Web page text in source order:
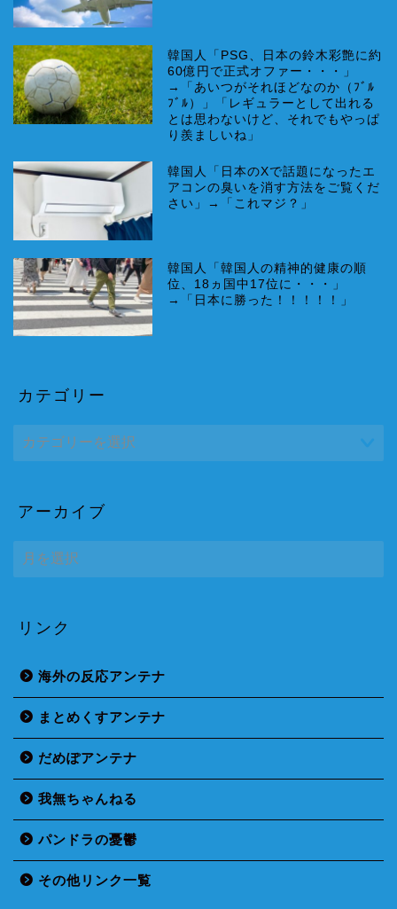
韓国人「PSG、日本の鈴木彩艶に約
60億円で正式オファー・・・」
→「あいつがそれほどなのか（ﾌﾞﾙ
ﾌﾞﾙ）」「レギュラーとして出れる
とは思わないけど、それでもやっぱ
り羨ましいね」
韓国人「日本のXで話題になったエ
アコンの臭いを消す方法をご覧くだ
さい」→「これマジ？」
韓国人「韓国人の精神的健康の順
位、18ヵ国中17位に・・・」
→「日本に勝った！！！！！」
カテゴリー
アーカイブ
ー
ブリンク
海外の反応アンテナ
まとめくすアンテナ
だめぽアンテナ
我無ちゃんねる
パンドラの憂鬱
その他リンク一覧